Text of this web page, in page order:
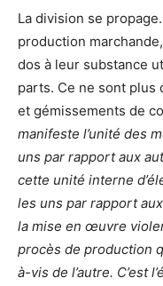
La division se
production
dos à leur substance
parts. Ce ne sont plus
et gémissements de
manifeste l’unité des
uns par rapport aux
cette unité interne
les uns par rapport
la mise en œuvre
procès de production
à-vis de l’autre. C’est